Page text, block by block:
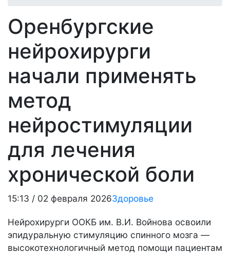
Оренбургские
нейрохирурги
начали применять
метод
нейростимуляции
для лечения
хронической боли
15:13 / 02 февраля 2026Здоровье
Нейрохирурги ООКБ им. В.И. Войнова освоили
эпидуральную стимуляцию спинного мозга —
высокотехнологичный метод помощи пациентам